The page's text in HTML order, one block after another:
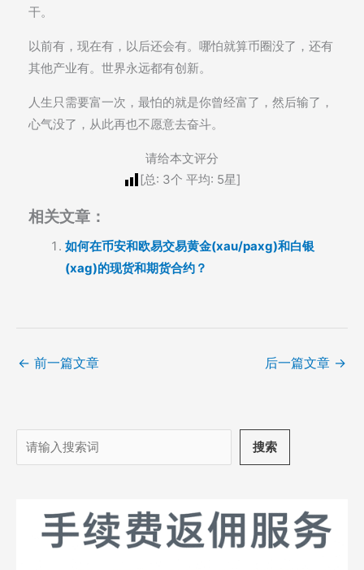
干。
以前有，现在有，以后还会有。哪怕就算币圈没了，还有
其他产业有。世界永远都有创新。
人生只需要富一次，最怕的就是你曾经富了，然后输了，
心气没了，从此再也不愿意去奋斗。
请给本文评分
[总: 3个 平均: 5星]
相关文章：
如何在币安和欧易交易黄金(xau/paxg)和白银
(xag)的现货和期货合约？
← 前一篇文章 后一篇文章 →
搜
索
搜索